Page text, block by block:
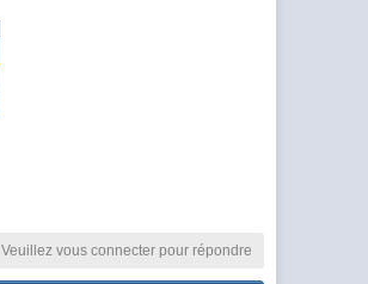
Veuillez vous connecter pour répondre